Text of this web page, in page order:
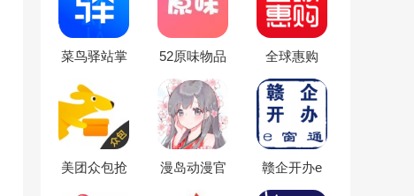
菜鸟驿站掌
app下载
52原味物品
方版（原味
二手货）
全球惠购
美团众包抢
漫岛动漫官
赣企开办e